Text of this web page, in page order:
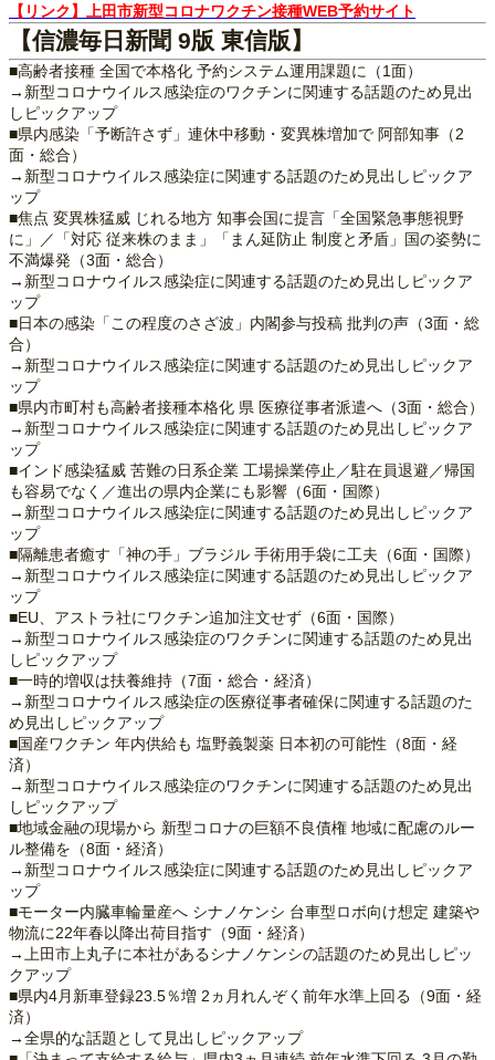
【リンク】上田市新型コロナワクチン接種WEB予約サイト
【信濃毎日新聞 9版 東信版】
■高齢者接種 全国で本格化 予約システム運用課題に（1面）
→新型コロナウイルス感染症のワクチンに関連する話題のため見出
しピックアップ
■県内感染「予断許さず」連休中移動・変異株増加で 阿部知事（2
面・総合）
→新型コロナウイルス感染症に関連する話題のため見出しピックア
ップ
■焦点 変異株猛威 じれる地方 知事会国に提言「全国緊急事態視野
に」／「対応 従来株のまま」「まん延防止 制度と矛盾」国の姿勢に
不満爆発（3面・総合）
→新型コロナウイルス感染症に関連する話題のため見出しピックア
ップ
■日本の感染「この程度のさざ波」内閣参与投稿 批判の声（3面・総
合）
→新型コロナウイルス感染症に関連する話題のため見出しピックア
ップ
■県内市町村も高齢者接種本格化 県 医療従事者派遣へ（3面・総合）
→新型コロナウイルス感染症に関連する話題のため見出しピックア
ップ
■インド感染猛威 苦難の日系企業 工場操業停止／駐在員退避／帰国
も容易でなく／進出の県内企業にも影響（6面・国際）
→新型コロナウイルス感染症に関連する話題のため見出しピックア
ップ
■隔離患者癒す「神の手」ブラジル 手術用手袋に工夫（6面・国際）
→新型コロナウイルス感染症に関連する話題のため見出しピックア
ップ
■EU、アストラ社にワクチン追加注文せず（6面・国際）
→新型コロナウイルス感染症のワクチンに関連する話題のため見出
しピックアップ
■一時的増収は扶養維持（7面・総合・経済）
→新型コロナウイルス感染症の医療従事者確保に関連する話題のた
め見出しピックアップ
■国産ワクチン 年内供給も 塩野義製薬 日本初の可能性（8面・経
済）
→新型コロナウイルス感染症のワクチンに関連する話題のため見出
しピックアップ
■地域金融の現場から 新型コロナの巨額不良債権 地域に配慮のルー
ル整備を（8面・経済）
→新型コロナウイルス感染症に関連する話題のため見出しピックア
ップ
■モーター内臓車輪量産へ シナノケンシ 台車型ロボ向け想定 建築や
物流に22年春以降出荷目指す（9面・経済）
→上田市上丸子に本社があるシナノケンシの話題のため見出しピッ
クアップ
■県内4月新車登録23.5％増 2ヵ月れんぞく前年水準上回る（9面・経
済）
→全県的な話題として見出しピックアップ